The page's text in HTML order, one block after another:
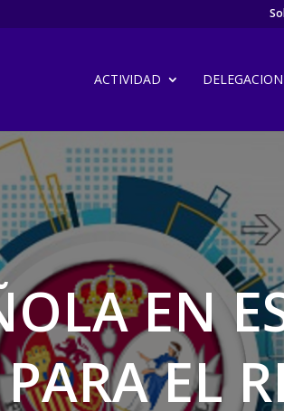
ACTIVIDAD
EN
EL